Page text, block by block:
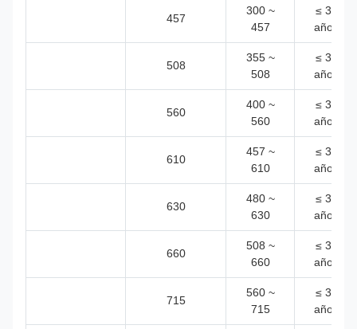
457
300 ~
457
≤ 30
años
508
355 ~
508
≤ 30
años
560
400 ~
560
≤ 30
años
610
457 ~
610
≤ 30
años
630
480 ~
630
≤ 30
años
660
508 ~
660
≤ 30
años
715
560 ~
715
≤ 30
años